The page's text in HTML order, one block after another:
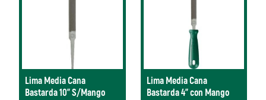
Lima Media Cana
Bastarda 10" S/Mango
Lima Media Cana
Bastarda 4" con Mango